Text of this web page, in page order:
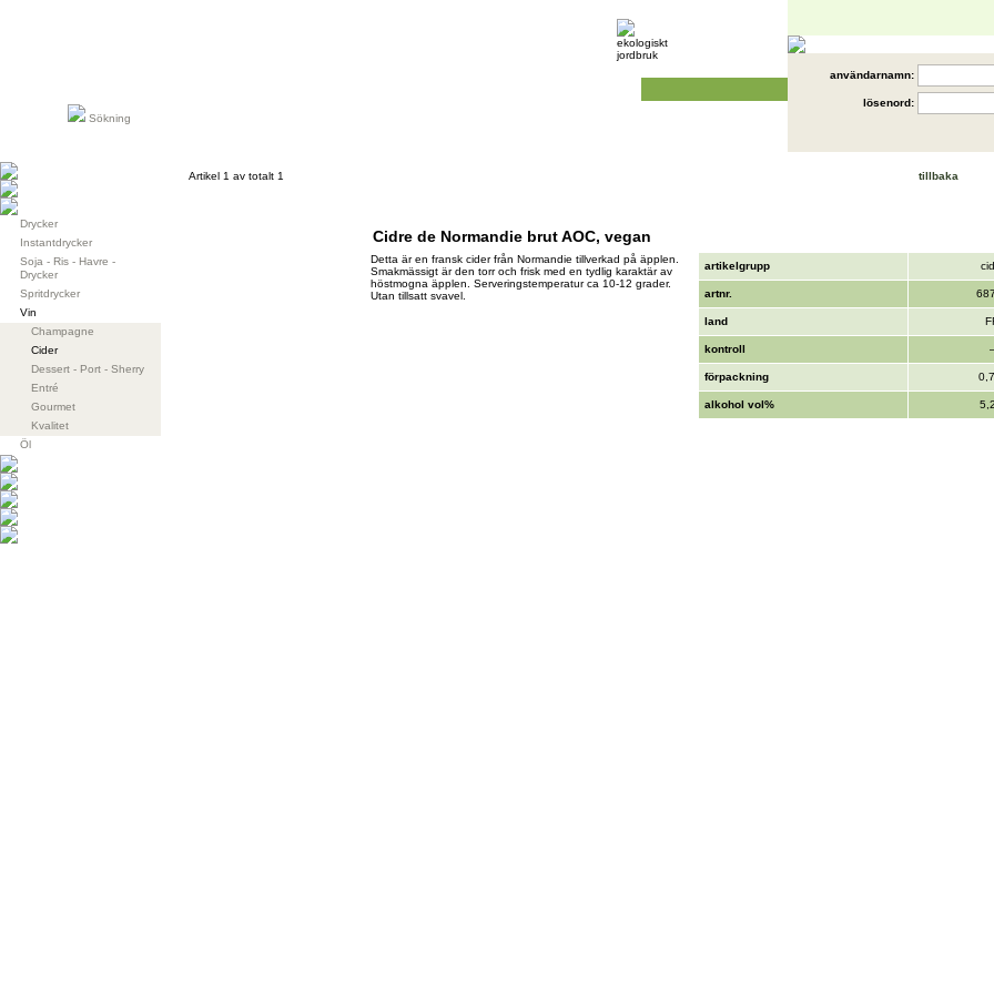
Sökning
användarnamn:
lösenord:
Drycker
Instantdrycker
Soja - Ris - Havre -
Drycker
Spritdrycker
Vin
Champagne
Cider
Dessert - Port - Sherry
Entré
Gourmet
Kvalitet
Öl
Artikel 1 av totalt 1 tillbaka
Cidre de Normandie brut AOC, vegan
Detta är en fransk cider från Normandie tillverkad på äpplen.
Smakmässigt är den torr och frisk med en tydlig karaktär av
höstmogna äpplen. Serveringstemperatur ca 10-12 grader.
Utan tillsatt svavel.
artikelgrupp
artnr.
land
kontroll
förpackning
alkohol vol%